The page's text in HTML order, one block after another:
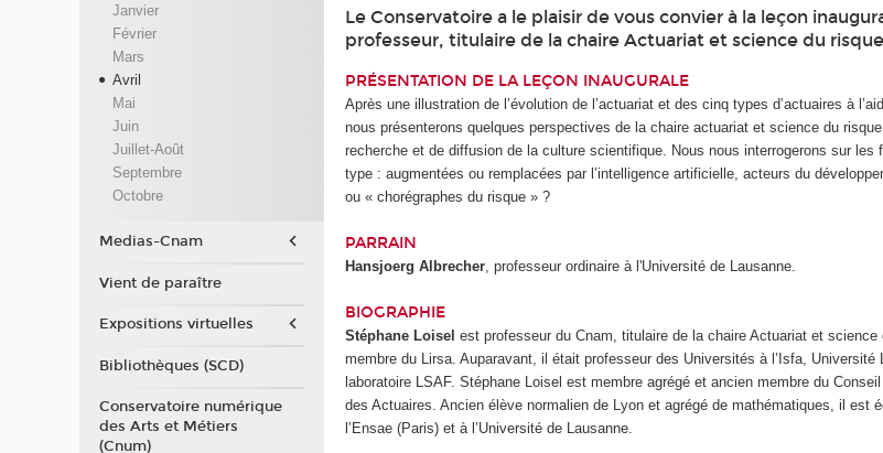
Le Conservatoire a le plaisir de vous convier à la leçon
professeur, titulaire de la chaire Actuariat et science du
PRÉSENTATION DE LA LEÇON INAUGURALE
Après une illustration de l’évolution de l’actuariat et des cinq types d’actuaires à
nous présenterons quelques perspectives de la chaire actuariat et science du
recherche et de diffusion de la culture scientifique. Nous nous interrogerons sur les
type : augmentées ou remplacées par l’intelligence artificielle, acteurs du
ou « chorégraphes du risque » ?
PARRAIN
Hansjoerg Albrecher , professeur ordinaire à l'Université de Lausanne.
BIOGRAPHIE
Stéphane Loiselest professeur du Cnam, titulaire de la chaire Actuariat et science
membre du Lirsa. Auparavant, il était professeur des Universités à l’Isfa, Université
laboratoire LSAF. Stéphane Loisel est membre agrégé et ancien membre du Conseil
des Actuaires. Ancien élève normalien de Lyon et agrégé de mathématiques, il est
l’Ensae (Paris) et à l’Université de Lausanne.
Janvier
Février
Mars
Avril
Mai
Juin
Juillet-Août
Septembre
Octobre
Medias-Cnam
Vient de paraître
Expositions virtuelles
Bibliothèques (SCD)
Conservatoire numérique
des Arts et Métiers
(Cnum)